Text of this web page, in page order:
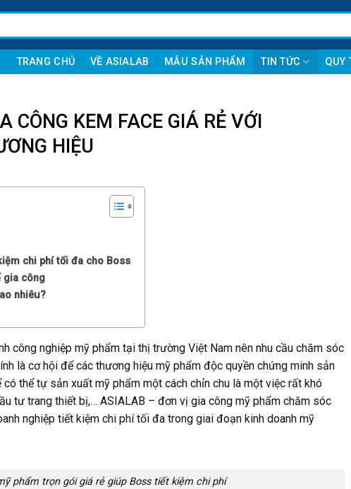
TRANG CHỦ VỀ ASIALAB MẪU SẢN PHẨM TIN TỨC QUY
CÔNG KEM FACE GIÁ RẺ VỚI
HIỆU
chi phí tối đa cho Boss
gia công
nhiêu?
công nghiệp mỹ phẩm tại thị trường Việt Nam nên nhu cầu chăm sóc
là cơ hội để các thương hiệu mỹ phẩm độc quyền chứng minh sản
thể tự sản xuất mỹ phẩm một cách chỉn chu là một việc rất khó
tư trang thiết bị,… ASIALAB – đơn vị gia công mỹ phẩm chăm sóc
nghiệp tiết kiệm chi phí tối đa trong giai đoạn kinh doanh mỹ
phẩm trọn gói giá rẻ giúp Boss tiết kiệm chi phí